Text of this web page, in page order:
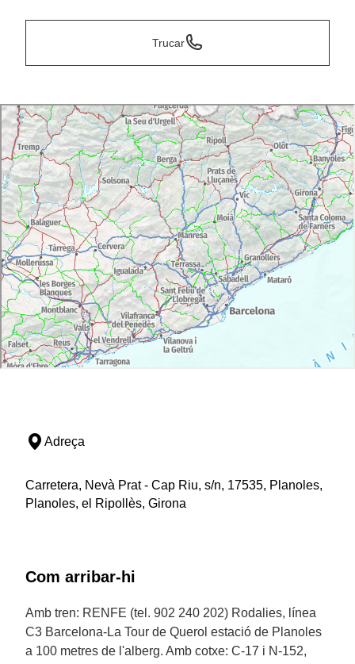
Trucar
Adreça
Carretera, Nevà Prat - Cap Riu, s/n, 17535, Planoles,
Planoles, el Ripollès, Girona
Com arribar-hi
Amb tren: RENFE (tel. 902 240 202) Rodalies, línea
C3 Barcelona-La Tour de Querol estació de Planoles
a 100 metres de l'alberg. Amb cotxe: C-17 i N-152,